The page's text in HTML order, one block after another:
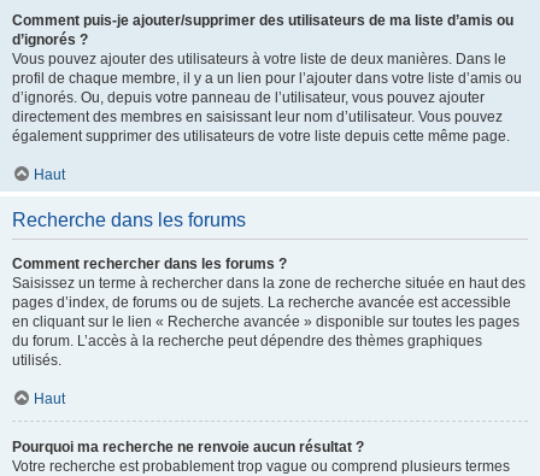
Comment puis-je ajouter/supprimer des utilisateurs de ma liste d’amis ou
d’ignorés ?
Vous pouvez ajouter des utilisateurs à votre liste de deux manières. Dans le
profil de chaque membre, il y a un lien pour l’ajouter dans votre liste d’amis ou
d’ignorés. Ou, depuis votre panneau de l’utilisateur, vous pouvez ajouter
directement des membres en saisissant leur nom d’utilisateur. Vous pouvez
également supprimer des utilisateurs de votre liste depuis cette même page.
Haut
Recherche dans les forums
Comment rechercher dans les forums ?
Saisissez un terme à rechercher dans la zone de recherche située en haut des
pages d’index, de forums ou de sujets. La recherche avancée est accessible
en cliquant sur le lien « Recherche avancée » disponible sur toutes les pages
du forum. L’accès à la recherche peut dépendre des thèmes graphiques
utilisés.
Haut
Pourquoi ma recherche ne renvoie aucun résultat ?
Votre recherche est probablement trop vague ou comprend plusieurs termes